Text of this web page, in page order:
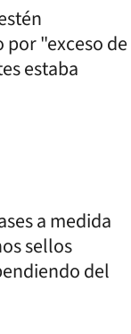
"exceso de
estaba
a medida
sellos
del